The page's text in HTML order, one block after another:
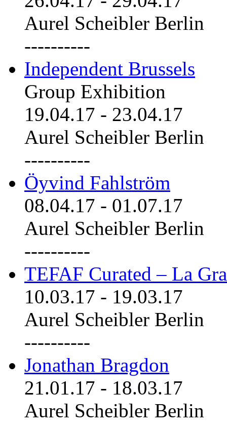
Aurel Scheibler Berlin
----------
Independent Brussels
Group Exhibition
19.04.17 - 23.04.17
Aurel Scheibler Berlin
----------
Öyvind Fahlström
08.04.17 - 01.07.17
Aurel Scheibler Berlin
----------
TEFAF Curated – La
10.03.17 - 19.03.17
Aurel Scheibler Berlin
----------
Jonathan Bragdon
21.01.17 - 18.03.17
Aurel Scheibler Berlin